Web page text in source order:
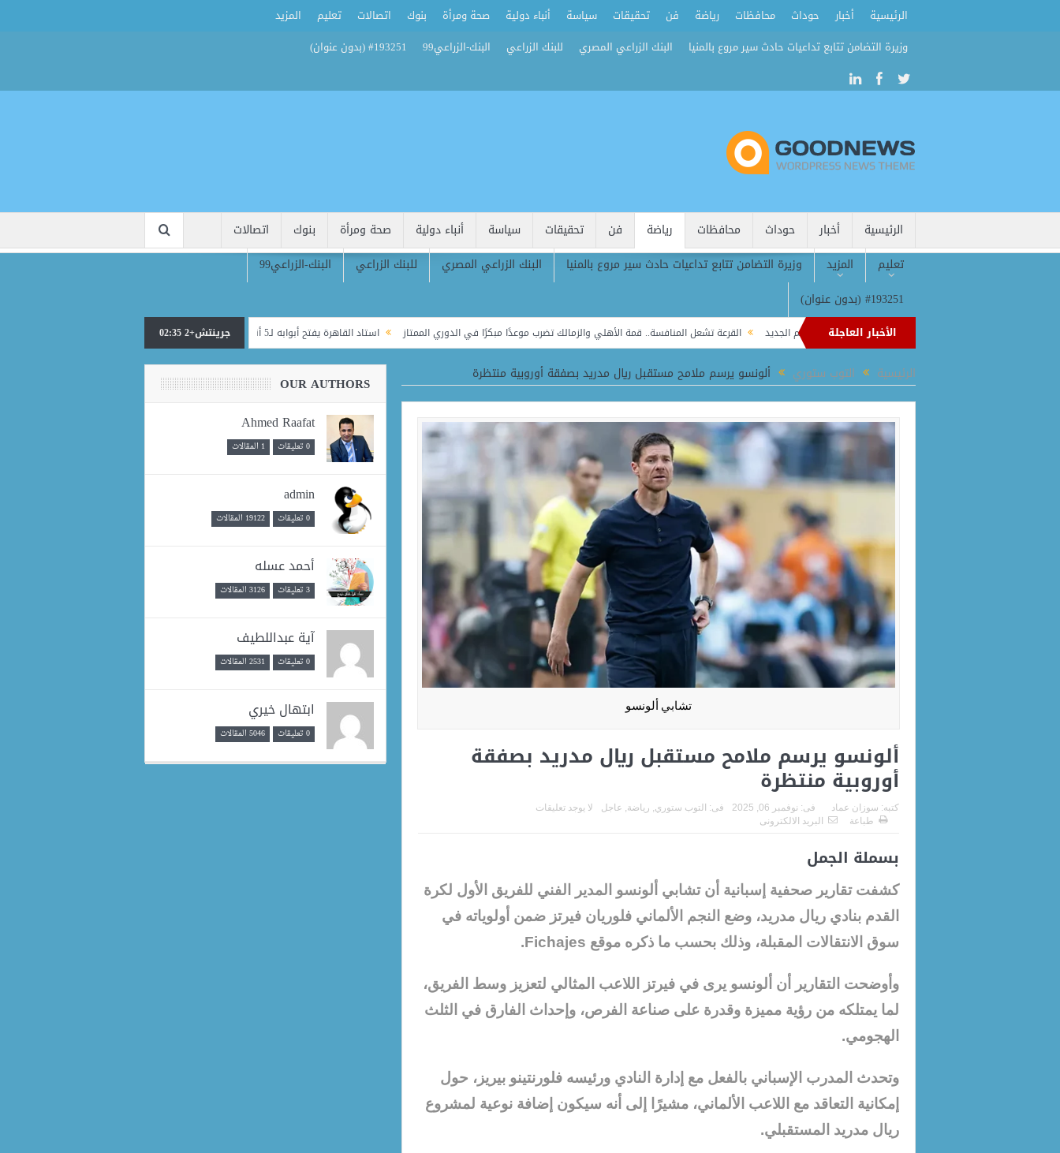
الرئيسية أخبار حوداث محافظات رياضة فن تحقيقات سياسة أنباء دولية صحة ومرأة بنوك اتصالات تعليم
المزيد
وزيرة التضامن تتابع تداعيات حادث سير مروع بالمنيا
البنك الزراعي المصري للبنك الزراعي البنك-الزراعي99 #193251 (بدون عنوان)
الرئيسية أخبار حوداث محافظات رياضة فن تحقيقات سياسة أنباء دولية صحة ومرأة بنوك
اتصالات
تعليم
المزيد وزيرة التضامن تتابع تداعيات حادث سير مروع بالمنيا البنك الزراعي المصري للبنك الزراعي
البنك-الزراعي99
#193251 (بدون عنوان)
الأخبار العاجلة
طرابزون تترقب ثنائية صلاح وداروين مع انطلاق الموسم الجديد القرعة تشعل المنافسة.. قمة الأهلي والزمالك تضرب موعدًا مبكرًا في الدوري الممتاز استاد القاهرة يفتح أبوابه لـ5 أندية في الموسم الجديد.. وخطة لتقليص العدد مستقبلًا
يتابع توافر السلع المخفضة خلال جولة بالمعرض الدائم في المنصورة
جرينتش+2 02:35
الرئيسية التوب ستوري ألونسو يرسم ملامح مستقبل ريال مدريد بصفقة أوروبية منتظرة
تشابي ألونسو
ألونسو يرسم ملامح مستقبل ريال مدريد بصفقة
أوروبية منتظرة
كتبه: سوزان عماد فى: نوفمبر 06, 2025 فى: التوب ستوري, رياضة, عاجل
لا يوجد تعليقات
طباعة
البريد الالكترونى
بسملة الجمل
كشفت تقارير صحفية إسبانية أن تشابي ألونسو المدير الفني للفريق الأول لكرة
القدم بنادي ريال مدريد، وضع النجم الألماني فلوريان فيرتز ضمن أولوياته في
سوق الانتقالات المقبلة، وذلك بحسب ما ذكره موقع Fichajes.
وأوضحت التقارير أن ألونسو يرى في فيرتز اللاعب المثالي لتعزيز وسط الفريق،
لما يمتلكه من رؤية مميزة وقدرة على صناعة الفرص، وإحداث الفارق في الثلث
الهجومي.
وتحدث المدرب الإسباني بالفعل مع إدارة النادي ورئيسه فلورنتينو بيريز، حول
إمكانية التعاقد مع اللاعب الألماني، مشيرًا إلى أنه سيكون إضافة نوعية لمشروع
ريال مدريد المستقبلي.
OUR AUTHORS
Ahmed Raafat
0 تعليقات 1 المقالات
admin
0 تعليقات 19122 المقالات
أحمد عسله
3 تعليقات 3126 المقالات
آية عبداللطيف
0 تعليقات 2531 المقالات
ابتهال خيري
0 تعليقات 5046 المقالات